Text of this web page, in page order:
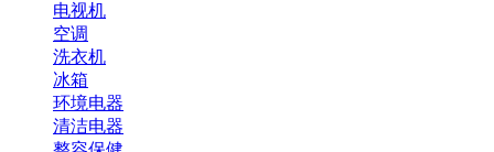
电视机
空调
洗衣机
冰箱
环境电器
清洁电器